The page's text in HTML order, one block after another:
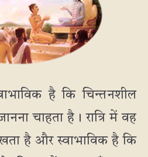
है कि चिन्तनशील
चाहता है। रात्रि में वह
है और स्वाभाविक है कि